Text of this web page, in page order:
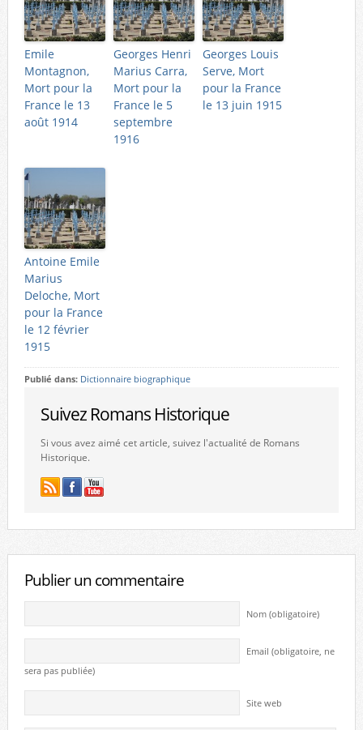
Emile
Montagnon,
Mort pour la
France le 13
août 1914
Georges Henri
Marius Carra,
Mort pour la
France le 5
septembre
1916
Georges Louis
Serve, Mort
pour la France
le 13 juin 1915
Antoine Emile
Marius
Deloche, Mort
pour la France
le 12 février
1915
Publié dans: Dictionnaire biographique
Suivez Romans Historique
Si vous avez aimé cet article, suivez l'actualité de Romans
Historique.
Publier un commentaire
Nom (obligatoire)
Email (obligatoire, ne
sera pas publiée)
Site web